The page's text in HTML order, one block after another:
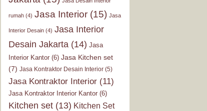
rumah(4) Jasa Interior(15) Jasa
Interior Desain(4) Jasa Interior
Desain Jakarta (14) Jasa
Interior Kantor(6) Jasa Kitchen set
(7) Jasa Kontraktor Desain Interior(5)
Jasa Kontraktor Interior(11)
Jasa Kontraktor Interior Kantor(6)
Kitchen set(13) Kitchen Set